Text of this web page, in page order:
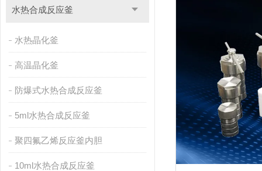
水热合成反应釜
水热晶化釜
高温晶化釜
防爆式水热合成反应釜
5ml水热合成反应釜
聚四氟乙烯反应釜内胆
10ml水热合成反应釜